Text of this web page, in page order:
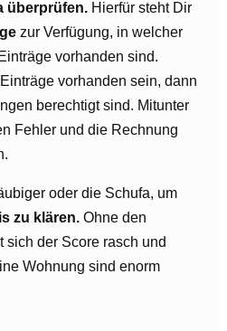
überprüfen. Hierfür steht Dir
zur Verfügung, in welcher
vorhanden sind.
vorhanden sein, dann
berechtigt sind. Mitunter
Fehler und die Rechnung
oder die Schufa, um
zu klären. Ohne den
sich der Score rasch und
Wohnung sind enorm